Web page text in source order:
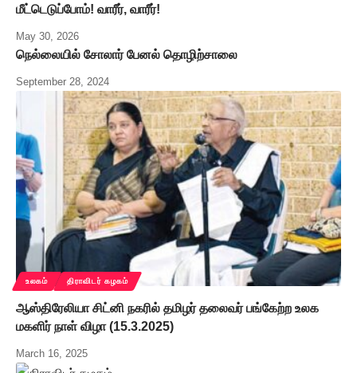
மீட்டெடுப்போம்! வாரீர், வாரீர்!
May 30, 2026
நெல்லையில் சோலார் பேனல் தொழிற்சாலை
September 28, 2024
உலகம் திராவிடர் கழகம்
ஆஸ்திரேலியா சிட்னி நகரில் தமிழர் தலைவர் பங்கேற்ற உலக
மகளிர் நாள் விழா (15.3.2025)
March 16, 2025